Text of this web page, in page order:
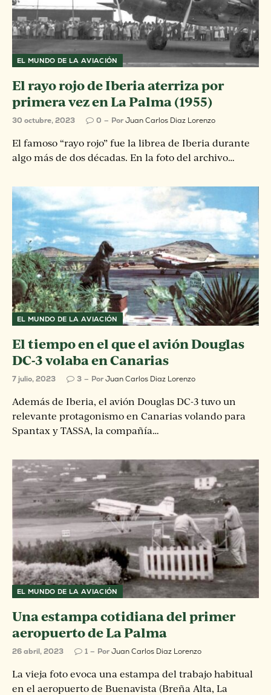
EL MUNDO DE LA AVIACIÓN
El rayo rojo de Iberia aterriza por
primera vez en La Palma (1955)
30 octubre, 2023 0 PorJuan Carlos Diaz Lorenzo
El famoso “rayo rojo” fue la librea de Iberia durante
algo más de dos décadas. En la foto del archivo…
EL MUNDO DE LA AVIACIÓN
El tiempo en el que el avión Douglas
DC-3 volaba en Canarias
7 julio, 2023 3 PorJuan Carlos Diaz Lorenzo
Además de Iberia, el avión Douglas DC-3 tuvo un
relevante protagonismo en Canarias volando para
Spantax y TASSA, la compañía…
EL MUNDO DE LA AVIACIÓN
Una estampa cotidiana del primer
aeropuerto de La Palma
26 abril, 2023 1 PorJuan Carlos Diaz Lorenzo
La vieja foto evoca una estampa del trabajo habitual
en el aeropuerto de Buenavista (Breña Alta, La